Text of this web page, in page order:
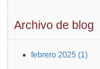
Archivo de blog
febrero 2025 (1)